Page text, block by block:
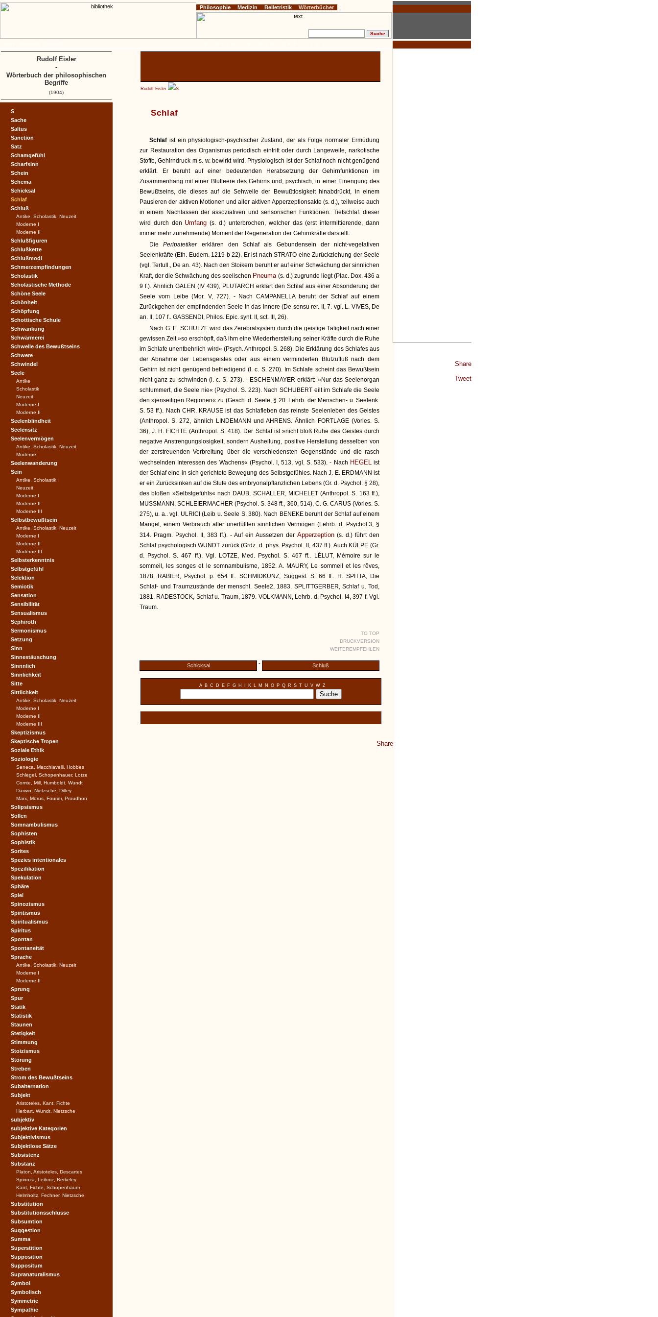
Share
Tweet
Rudolf Eisler S
Schlaf
Schlaf ist ein physiologisch-psychischer Zustand, der als Folge normaler Ermüdung
zur Restauration des Organismus periodisch eintritt oder durch Langeweile, narkotische
Stoffe, Gehirndruck m s. w. bewirkt wird. Physiologisch ist der Schlaf noch nicht genügend
erklärt. Er beruht auf einer bedeutenden Herabsetzung der Gehirnfunktionen im
Zusammenhang mit einer Blutleere des Gehirns und, psychisch, in einer Einengung des
Bewußtseins, die dieses auf die Sehwelle der Bewußtlosigkeit hinabdrückt, in einem
Pausieren der aktiven Motionen und aller aktiven Apperzeptionsakte (s. d.), teilweise auch
in einem Nachlassen der assoziativen und sensorischen Funktionen: Tiefschlaf. dieser
wird durch den Umfang (s. d.) unterbrochen, welcher das (erst intermittierende, dann
immer mehr zunehmende) Moment der Regeneration der Gehirnkräfte darstellt.
DiePeripatetiker erklären den Schlaf als Gebundensein der nicht-vegetativen
Seelenkräfte (Eth. Eudem. 1219 b 22). Er ist nach STRATO eine Zurückziehung der Seele
(vgl. Tertull., De an. 43). Nach den Stoikern beruht er auf einer Schwächung der sinnlichen
Kraft, der die Schwächung des seelischen Pneuma(s. d.) zugrunde liegt (Plac. Dox. 436 a
9 f.). Ähnlich GALEN (IV 439), PLUTARCH erklärt den Schlaf aus einer Absonderung der
Seele vom Leibe (Mor. V, 727). - Nach CAMPANELLA beruht der Schlaf auf einem
Zurückgehen der empfindenden Seele in das Innere (De sensu rer. II, 7. vgl. L. VIVES, De
an. II, 107 f.. GASSENDI, Philos. Epic. synt. II, sct. III, 26).
Nach G. E. SCHULZE wird das Zerebralsystem durch die geistige Tätigkeit nach einer
gewissen Zeit »so erschöpft, daß ihm eine Wiederherstellung seiner Kräfte durch die Ruhe
im Schlafe unentbehrlich wird« (Psych. Anthropol. S. 268). Die Erklärung des Schlafes aus
der Abnahme der Lebensgeistes oder aus einem verminderten Blutzufluß nach dem
Gehirn ist nicht genügend befriedigend (l. c. S. 270). Im Schlafe scheint das Bewußtsein
nicht ganz zu schwinden (l. c. S. 273). - ESCHENMAYER erklärt: »Nur das Seelenorgan
schlummert, die Seele nie« (Psychol. S. 223). Nach SCHUBERT eilt im Schlafe die Seele
den »jenseitigen Regionen« zu (Gesch. d. Seele, § 20. Lehrb. der Menschen- u. Seelenk.
S. 53 ff.). Nach CHR. KRAUSE ist das Schlafleben das reinste Seelenleben des Geistes
(Anthropol. S. 272, ähnlich LINDEMANN und AHRENS. Ähnlich FORTLAGE (Vorles. S.
36), J. H. FICHTE (Anthropol. S. 418). Der Schlaf ist »nicht bloß Ruhe des Geistes durch
negative Anstrengungslosigkeit, sondern Ausheilung, positive Herstellung desselben von
der zerstreuenden Verbreitung über die verschiedensten Gegenstände und die rasch
wechselnden Interessen des Wachens« (Psychol. I, 513, vgl. S. 533). - Nach HEGEList
der Schlaf eine in sich gerichtete Bewegung des Selbstgefühles. Nach J. E. ERDMANN ist
er ein Zurücksinken auf die Stufe des embryonalpflanzlichen Lebens (Gr. d. Psychol. § 28),
des bloßen »Selbstgefühls« nach DAUB, SCHALLER, MICHELET (Anthropol. S. 163 ff.),
MUSSMANN, SCHLEIERMACHER (Psychol. S. 348 ff., 360, 514), C. G. CARUS (Vorles. S.
275), u. a.. vgl. ULRICI (Leib u. Seele S. 380). Nach BENEKE beruht der Schlaf auf einem
Mangel, einem Verbrauch aller unerfüllten sinnlichen Vermögen (Lehrb. d. Psychol.3, §
314. Pragm. Psychol. II, 383 ff.). - Auf ein Aussetzen der Apperzeption (s. d.) führt den
Schlaf psychologisch WUNDT zurück (Grdz. d. phys. Psychol. II, 437 ff.). Auch KÜLPE (Gr.
d. Psychol. S. 467 ff.). Vgl. LOTZE, Med. Psychol. S. 467 ff.. LÉLUT, Mémoire sur le
sommeil, les songes et le somnambulisme, 1852. A. MAURY, Le sommeil et les rêves,
1878. RABIER, Psychol. p. 654 ff.. SCHMIDKUNZ, Suggest. S. 66 ff.. H. SPITTA, Die
Schlaf- und Traumzustände der menschl. Seele2, 1883. SPLITTGERBER, Schlaf u. Tod,
1881. RADESTOCK, Schlaf u. Traum, 1879. VOLKMANN, Lehrb. d. Psychol. I4, 397 f. Vgl.
Traum.
TO TOP
DRUCKVERSION
WEITEREMPFEHLEN
Schicksal - Schluß
A B C D E F G H K L M N O P Q R S T U V W Z
Share
S
Sache
Saltus
Sanction
Satz
Schamgefühl
Scharfsinn
Schein
Schema
Schicksal
Schlaf
Schluß
Antike, Scholastik, Neuzeit
Moderne I
Moderne II
Schlußfiguren
Schlußkette
Schlußmodi
Schmerzempfindungen
Scholastik
Scholastische Methode
Schöne Seele
Schönheit
Schöpfung
Schottische Schule
Schwankung
Schwärmerei
Schwelle des Bewußtseins
Schwere
Schwindel
Seele
Antike
Scholastik
Neuzeit
Moderne I
Moderne II
Seelenblindheit
Seelensitz
Seelenvermögen
Antike, Scholastik, Neuzeit
Moderne
Seelenwanderung
Sein
Antike, Scholastik
Neuzeit
Moderne I
Moderne II
Moderne III
Selbstbewußtsein
Antike, Scholastik, Neuzeit
Moderne I
Moderne II
Moderne III
Selbsterkenntnis
Selbstgefühl
Selektion
Semiotik
Sensation
Sensibilität
Sensualismus
Sephiroth
Sermonismus
Setzung
Sinn
Sinnestäuschung
Sinnnlich
Sinnlichkeit
Sitte
Sittlichkeit
Antike, Scholastik, Neuzeit
Moderne I
Moderne II
Moderne III
Skeptizismus
Skeptische Tropen
Soziale Ethik
Soziologie
Seneca, Macchiavelli, Hobbes
Schlegel, Schopenhauer, Lotze
Comte, Mill, Humboldt, Wundt
Darwin, Nietzsche, Diltey
Marx, Morus, Fourier, Proudhon
Solipsismus
Sollen
Somnambulismus
Sophisten
Sophistik
Sorites
Spezies intentionales
Spezifikation
Spekulation
Sphäre
Spiel
Spinozismus
Spiritismus
Spiritualismus
Spiritus
Spontan
Spontaneität
Sprache
Antike, Scholastik, Neuzeit
Moderne I
Moderne II
Sprung
Spur
Statik
Statistik
Staunen
Stetigkeit
Stimmung
Stoizismus
Störung
Streben
Strom des Bewußtseins
Subalternation
Subjekt
Aristoteles, Kant, Fichte
Herbart, Wundt, Nietzsche
subjektiv
subjektive Kategorien
Subjektivismus
Subjektlose Sätze
Subsistenz
Substanz
Platon, Aristoteles, Descartes
Spinoza, Leibniz, Berkeley
Kant, Fichte, Schopenhauer
Helmholtz, Fechner, Nietzsche
Substitution
Substitutionsschlüsse
Subsumtion
Suggestion
Summa
Superstition
Supposition
Suppositum
Supranaturalismus
Symbol
Symbolisch
Symmetrie
Sympathie
Philosophie Medizin Belletristik Wörterbücher
Rudolf Eisler
-
Wörterbuch der philosophischen
Begriffe
(1904)